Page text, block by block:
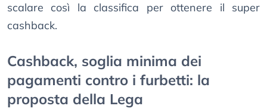
scalare così la classifica per ottenere il super
cashback.
Cashback, soglia minima dei
pagamenti contro i furbetti: la
proposta della Lega